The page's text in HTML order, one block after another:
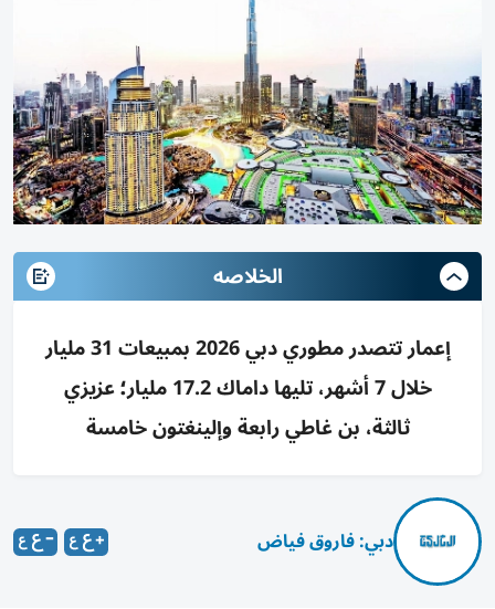
الخلاصه
إعمار تتصدر مطوري دبي 2026 بمبيعات 31 مليار
خلال 7 أشهر، تليها داماك 17.2 مليار؛ عزيزي
ثالثة، بن غاطي رابعة وإلينغتون خامسة
دبي: فاروق فياض